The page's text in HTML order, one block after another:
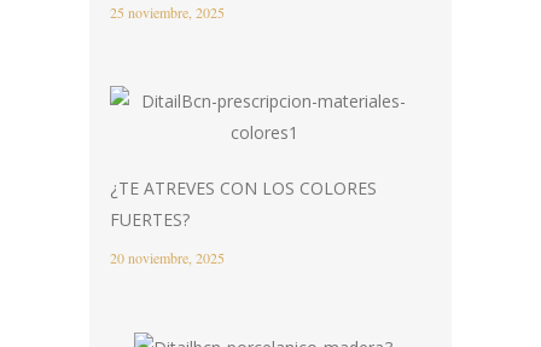
25 noviembre, 2025
¿TE ATREVES CON LOS COLORES
FUERTES?
20 noviembre, 2025